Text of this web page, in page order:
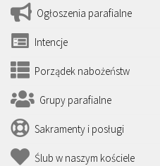
Ogłoszenia parafialne
Intencje
Porządek nabożeństw
Grupy parafialne
Sakramenty i posługi
Ślub w naszym kościele